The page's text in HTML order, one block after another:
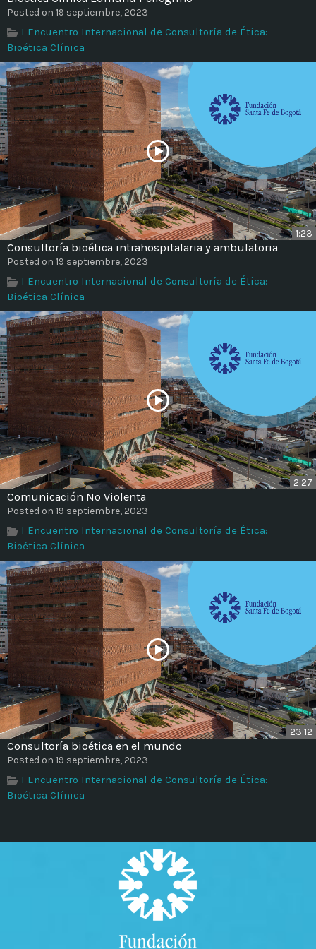
Time
Posted on 19 septiembre, 2023
I Encuentro Internacional de Consultoría de Ética:
Bioética Clínica
1:23
Consultoría bioética intrahospitalaria y ambulatoria
Posted on 19 septiembre, 2023
I Encuentro Internacional de Consultoría de Ética:
Bioética Clínica
2:27
Comunicación No Violenta
Posted on 19 septiembre, 2023
I Encuentro Internacional de Consultoría de Ética:
Bioética Clínica
23:12
Consultoría bioética en el mundo
Posted on 19 septiembre, 2023
I Encuentro Internacional de Consultoría de Ética:
Bioética Clínica